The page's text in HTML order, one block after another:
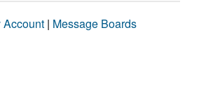
Account | Message Boards